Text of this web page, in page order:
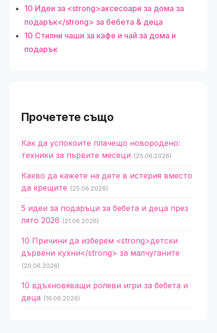
10 Идеи за <strong>аксесоари за дома за
подарък</strong> за бебета & деца
10 Стилни чаши за кафе и чай за дома и
подарък
Прочетете също
Как да успокоите плачещо новородено:
техники за първите месеци (25.06.2026)
Какво да кажете на дете в истерия вместо
да крещите (25.06.2026)
5 идеи за подаръци за бебета и деца през
лято 2026 (21.06.2026)
10 Причини да изберем <strong>детски
дървени кухни</strong> за малчуганите
(20.06.2026)
10 вдъхновяващи ролеви игри за бебета и
деца (19.06.2026)